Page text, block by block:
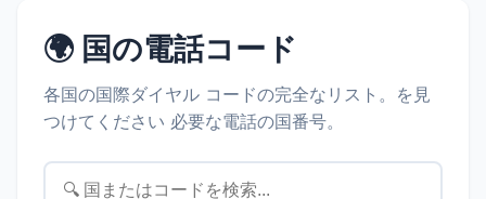
🌍 国の電話コード
各国の国際ダイヤル コードの完全なリスト。を見
つけてください 必要な電話の国番号。